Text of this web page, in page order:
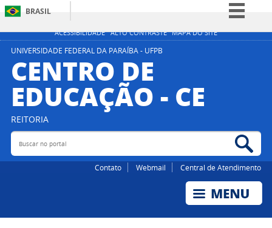
ACESSIBILIDADE ALTO CONTRASTE MAPA DO SITE
BRASIL
Simplifique!
Acesso à informação
Legislação
UNIVERSIDADE FEDERAL DA PARAÍBA - UFPB
CENTRO DE
EDUCAÇÃO - CE
REITORIA
Buscar no portal
Contato Webmail Central de Atendimento